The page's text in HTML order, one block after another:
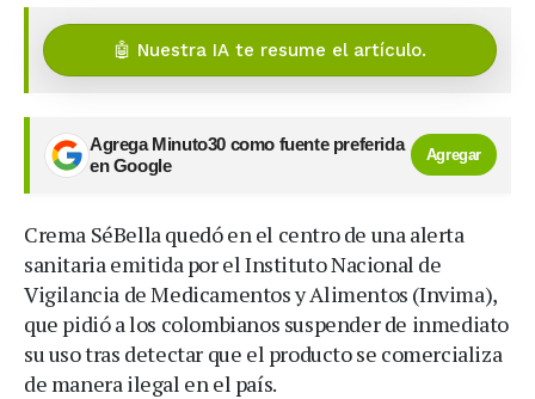
🤖 Nuestra IA te resume el artículo.
Agrega Minuto30 como fuente preferida
en Google
Agregar
Crema SéBella quedó en el centro de una alerta
sanitaria emitida por el Instituto Nacional de
Vigilancia de Medicamentos y Alimentos (Invima),
que pidió a los colombianos suspender de inmediato
su uso tras detectar que el producto se comercializa
de manera ilegal en el país.